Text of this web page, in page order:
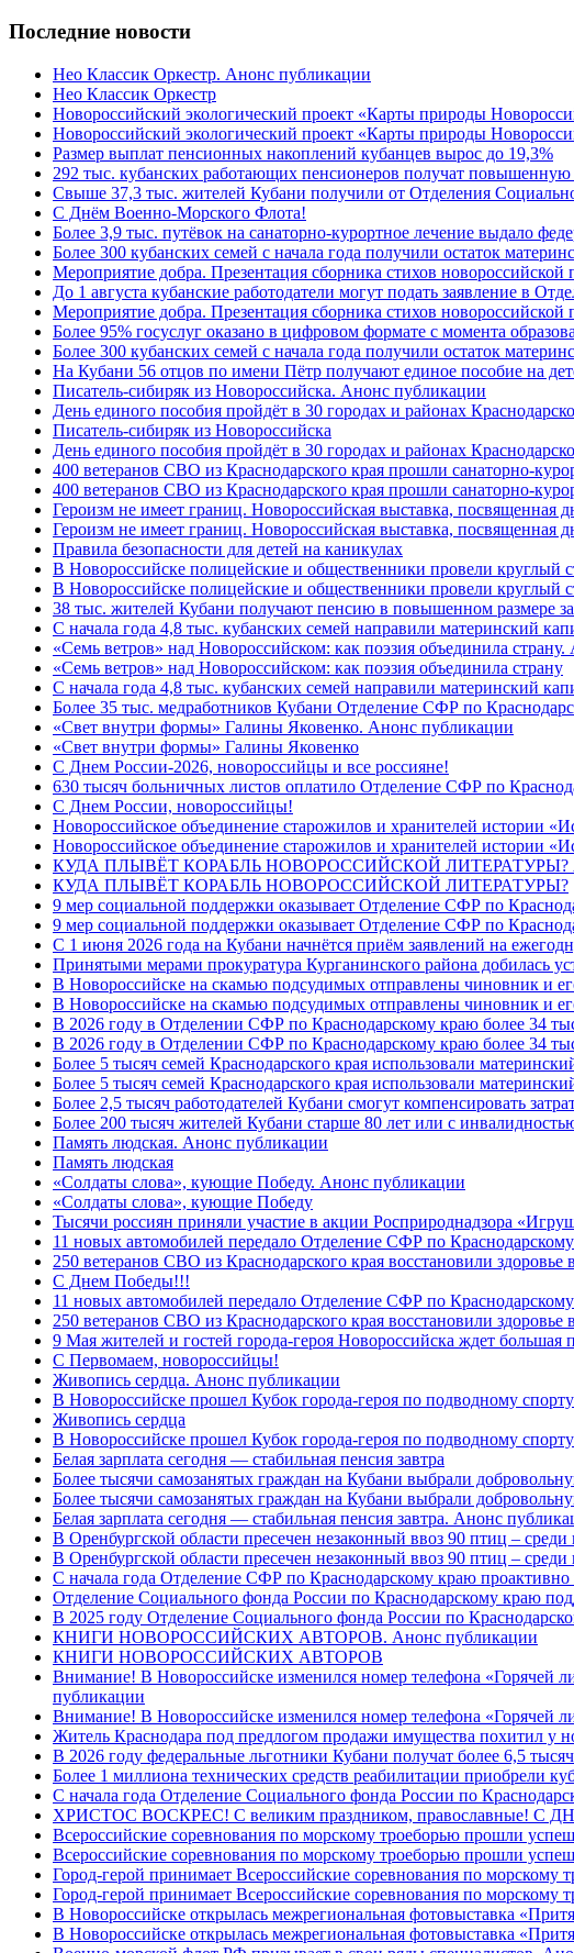
Последние новости
Нео Классик Оркестр. Анонс публикации
Нео Классик Оркестр
Новороссийский экологический проект «Карты природы
Новороссийский экологический проект «Карты природы
Размер выплат пенсионных накоплений кубанцев вырос до 19,3%
292 тыс. кубанских работающих пенсионеров получат повышенную
Свыше 37,3 тыс. жителей Кубани получили от Отделения
C Днём Военно-Морского Флота!
Более 3,9 тыс. путёвок на санаторно-курортное лечение выдало
Более 300 кубанских семей с начала года получили остаток
Мероприятие добра. Презентация сборника стихов
До 1 августа кубанские работодатели могут подать заявление в
Мероприятие добра. Презентация сборника стихов
Более 95% госуслуг оказано в цифровом формате с момента
Более 300 кубанских семей с начала года получили остаток
На Кубани 56 отцов по имени Пётр получают единое пособие на
Писатель-сибиряк из Новороссийска. Анонс публикации
День единого пособия пройдёт в 30 городах и районах
Писатель-сибиряк из Новороссийска
День единого пособия пройдёт в 30 городах и районах
400 ветеранов СВО из Краснодарского края прошли санаторно-
400 ветеранов СВО из Краснодарского края прошли санаторно-
Героизм не имеет границ. Новороссийская выставка,
Героизм не имеет границ. Новороссийская выставка, посвященная
Правила безопасности для детей на каникулах
В Новороссийске полицейские и общественники провели круглый
В Новороссийске полицейские и общественники провели круглый
38 тыс. жителей Кубани получают пенсию в повышенном размере за
С начала года 4,8 тыс. кубанских семей направили материнский
«Семь ветров» над Новороссийском: как поэзия объединила
«Семь ветров» над Новороссийском: как поэзия объединила страну
С начала года 4,8 тыс. кубанских семей направили материнский
Более 35 тыс. медработников Кубани Отделение СФР по
«Свет внутри формы» Галины Яковенко. Анонс публикации
«Свет внутри формы» Галины Яковенко
C Днем России-2026, новороссийцы и все россияне!
630 тысяч больничных листов оплатило Отделение СФР по
C Днем России, новороссийцы!
Новороссийское объединение старожилов и хранителей истории
Новороссийское объединение старожилов и хранителей истории
КУДА ПЛЫВЁТ КОРАБЛЬ НОВОРОССИЙСКОЙ ЛИТЕРАТУРЫ?
КУДА ПЛЫВЁТ КОРАБЛЬ НОВОРОССИЙСКОЙ ЛИТЕРАТУРЫ?
9 мер социальной поддержки оказывает Отделение СФР по
9 мер социальной поддержки оказывает Отделение СФР по
С 1 июня 2026 года на Кубани начнётся приём заявлений на
Принятыми мерами прокуратура Курганинского района добилась
В Новороссийске на скамью подсудимых отправлены чиновник и
В Новороссийске на скамью подсудимых отправлены чиновник и
В 2026 году в Отделении СФР по Краснодарскому краю более 34
В 2026 году в Отделении СФР по Краснодарскому краю более 34
Более 5 тысяч семей Краснодарского края использовали
Более 5 тысяч семей Краснодарского края использовали
Более 2,5 тысяч работодателей Кубани смогут компенсировать
Более 200 тысяч жителей Кубани старше 80 лет или с
Память людская. Анонс публикации
Память людская
«Солдаты слова», кующие Победу. Анонс публикации
«Солдаты слова», кующие Победу
Тысячи россиян приняли участие в акции Росприроднадзора
11 новых автомобилей передало Отделение СФР по
250 ветеранов СВО из Краснодарского края восстановили
С Днем Победы!!!
11 новых автомобилей передало Отделение СФР по
250 ветеранов СВО из Краснодарского края восстановили
9 Мая жителей и гостей города-героя Новороссийска ждет большая
C Первомаем, новороссийцы!
Живопись сердца. Анонс публикации
В Новороссийске прошел Кубок города-героя по подводному
Живопись сердца
В Новороссийске прошел Кубок города-героя по подводному
Белая зарплата сегодня — стабильная пенсия завтра
Более тысячи самозанятых граждан на Кубани выбрали
Более тысячи самозанятых граждан на Кубани выбрали
Белая зарплата сегодня — стабильная пенсия завтра. Анонс
В Оренбургской области пресечен незаконный ввоз 90 птиц –
В Оренбургской области пресечен незаконный ввоз 90 птиц –
С начала года Отделение СФР по Краснодарскому краю
Отделение Социального фонда России по Краснодарскому краю
В 2025 году Отделение Социального фонда России по
КНИГИ НОВОРОССИЙСКИХ АВТОРОВ. Анонс публикации
КНИГИ НОВОРОССИЙСКИХ АВТОРОВ
Внимание! В Новороссийске изменился номер телефона «Горячей
публикации
Внимание! В Новороссийске изменился номер телефона «Горячей
Житель Краснодара под предлогом продажи имущества похитил у
В 2026 году федеральные льготники Кубани получат более 6,5
Более 1 миллиона технических средств реабилитации приобрели
С начала года Отделение Социального фонда России по
ХРИСТОС ВОСКРЕС! С великим праздником, православные!
Всероссийские соревнования по морскому троеборью прошли
Всероссийские соревнования по морскому троеборью прошли
Город-герой принимает Всероссийские соревнования по морскому
Город-герой принимает Всероссийские соревнования по морскому
В Новороссийске открылась межрегиональная фотовыставка
В Новороссийске открылась межрегиональная фотовыставка